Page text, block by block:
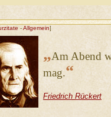
-Allgemein]
„Am Abend
mag.“
Friedrich Rückert